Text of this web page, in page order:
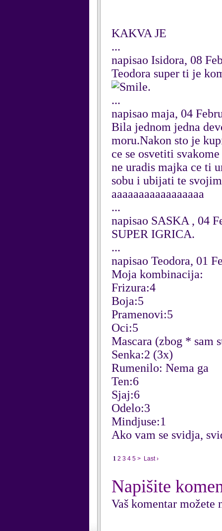
KAKVA JE
...
napisao Isidora, 08
Teodora super ti je
.
...
napisao maja, 04
Bila jednom jedna
moru.Nakon sto je
ce se osvetiti
ne uradis majka ce ti
sobu i ubijati te
aaaaaaaaaaaaaaaaa
...
napisao SASKA , 04
SUPER IGRICA.
...
napisao Teodora, 01
Moja kombinacija:
Frizura:4
Boja:5
Pramenovi:5
Oci:5
Mascara (zbog * sam
Senka:2 (3x)
Rumenilo: Nema ga
Ten:6
Sjaj:6
Odelo:3
Mindjuse:1
Ako vam se svidja,
1 2 3 4 5 > Last ›
Napišite
Vaš komentar možete